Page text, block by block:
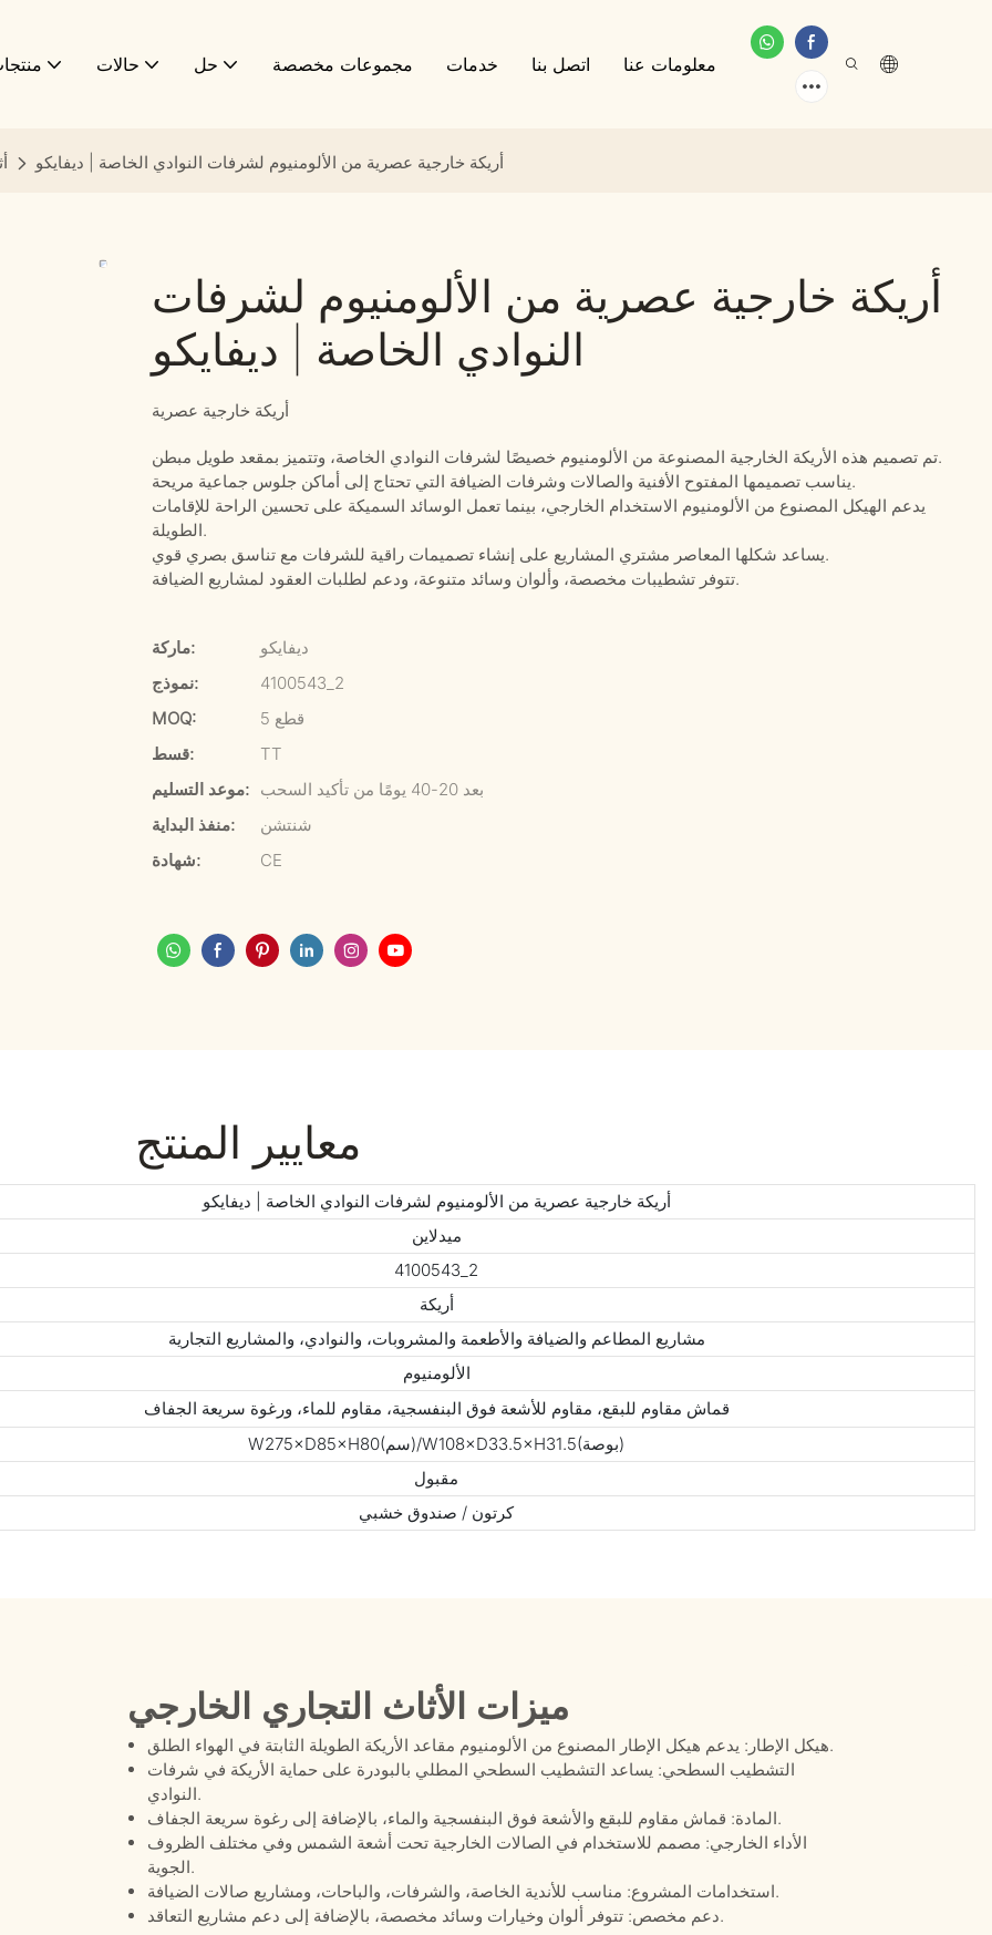
حالات حل مجموعات مخصصة خدمات اتصل بنا معلومات عنا
أريكة خارجية عصرية من الألومنيوم لشرفات النوادي الخاصة | ديفايكو
أريكة خارجية عصرية من الألومنيوم لشرفات
النوادي الخاصة | ديفايكو
أريكة خارجية عصرية
تم تصميم هذه الأريكة الخارجية المصنوعة من الألومنيوم خصيصًا لشرفات النوادي الخاصة، وتتميز بمقعد طويل مبطن.
يناسب تصميمها المفتوح الأفنية والصالات وشرفات الضيافة التي تحتاج إلى أماكن جلوس جماعية مريحة.
يدعم الهيكل المصنوع من الألومنيوم الاستخدام الخارجي، بينما تعمل الوسائد السميكة على تحسين الراحة للإقامات
الطويلة.
يساعد شكلها المعاصر مشتري المشاريع على إنشاء تصميمات راقية للشرفات مع تناسق بصري قوي.
تتوفر تشطيبات مخصصة، وألوان وسائد متنوعة، ودعم لطلبات العقود لمشاريع الضيافة.
ماركة:
ديفايكو
نموذج:
4100543_2
MOQ:
5 قطع
قسط:
TT
موعد التسليم:
بعد 20-40 يومًا من تأكيد السحب
منفذ البداية:
شنتشن
شهادة:
CE
معايير المنتج
أريكة خارجية عصرية من الألومنيوم لشرفات النوادي الخاصة | ديفايكو
ميدلاين
4100543_2
أريكة
مشاريع المطاعم والضيافة والأطعمة والمشروبات، والنوادي، والمشاريع التجارية
الألومنيوم
قماش مقاوم للبقع، مقاوم للأشعة فوق البنفسجية، مقاوم للماء، ورغوة سريعة الجفاف
W275×D85×H80(سم)/W108×D33.5×H31.5(بوصة)
مقبول
كرتون / صندوق خشبي
ميزات الأثاث التجاري الخارجي
هيكل الإطار: يدعم هيكل الإطار المصنوع من الألومنيوم مقاعد الأريكة الطويلة الثابتة في الهواء الطلق.
التشطيب السطحي: يساعد التشطيب السطحي المطلي بالبودرة على حماية الأريكة في شرفات
النوادي.
المادة: قماش مقاوم للبقع والأشعة فوق البنفسجية والماء، بالإضافة إلى رغوة سريعة الجفاف.
الأداء الخارجي: مصمم للاستخدام في الصالات الخارجية تحت أشعة الشمس وفي مختلف الظروف
الجوية.
استخدامات المشروع: مناسب للأندية الخاصة، والشرفات، والباحات، ومشاريع صالات الضيافة.
دعم مخصص: تتوفر ألوان وخيارات وسائد مخصصة، بالإضافة إلى دعم مشاريع التعاقد.